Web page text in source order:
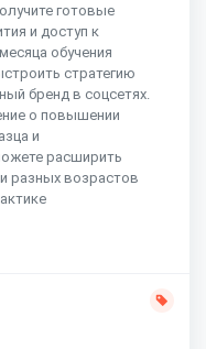
готовые
и доступ к
обучения
стратегию
бренд в соцсетях.
о повышении
и
расширить
разных возрастов